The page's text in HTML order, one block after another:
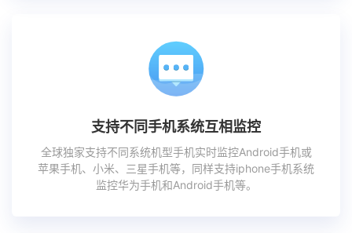
支持不同手机系统互相监控
全球独家支持不同系统机型手机实时监控Android手机或
苹果手机、小米、三星手机等，同样支持iphone手机系统
监控华为手机和Android手机等。